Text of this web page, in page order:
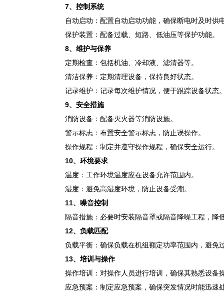
7、 控制系统
自动启动：配置自动启动功能，确保断电时及时供
保护装置：配备过载、短路、低油压等保护功能。
8、 维护与保养
定期检查：包括机油、冷却液、滤清器等。
清洁保养：定期清理设备，保持良好状态。
记录维护：记录每次维护情况，便于跟踪设备状态
9、 安全措施
消防设备：配备灭火器等消防设施。
警示标志：布置安全警示标志，防止误操作。
操作规程：制定并遵守操作规程，确保安全运行。
10、 环境要求
温度：工作环境温度应在设备允许范围内。
湿度：避免高湿度环境，防止设备受潮。
11、
噪音控制
隔音措施：必要时安装隔音罩或隔音降噪工程，降
12、 负载匹配
负载平衡：确保负载在机组额定功率范围内，避免
13、培训与操作
操作培训：对操作人员进行培训，确保其熟悉设备
应急预案：制定应急预案，确保突发情况时能迅速